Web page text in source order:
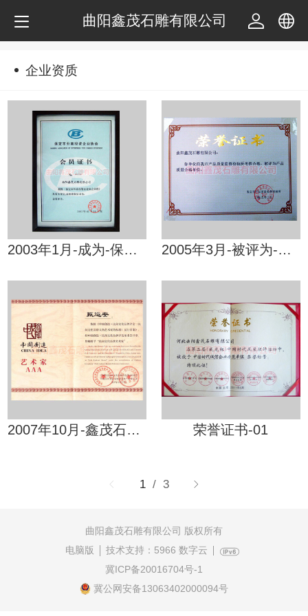
曲阳鑫茂石雕有限公司
English
企业资质
2003年1月-成为-保定市外商投资企业协会会员 2005年3月-被评为-产品质量合格单位
2007年10月-鑫茂石雕有限公司总经理甄运安被授予-民间文化品牌艺术家 荣誉证书-01
1 / 3
曲阳鑫茂石雕有限公司 版权所有
电脑版
技术支持： 5966 数字云
冀ICP备20016704号-1
冀公网安备13063402000094号